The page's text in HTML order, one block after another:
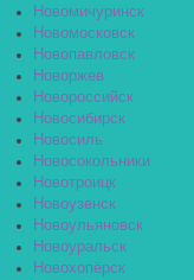
Новомичуринск
Новомосковск
Новопавловск
Новоржев
Новороссийск
Новосибирск
Новосиль
Новосокольники
Новотроицк
Новоузенск
Новоульяновск
Новоуральск
Новохопёрск